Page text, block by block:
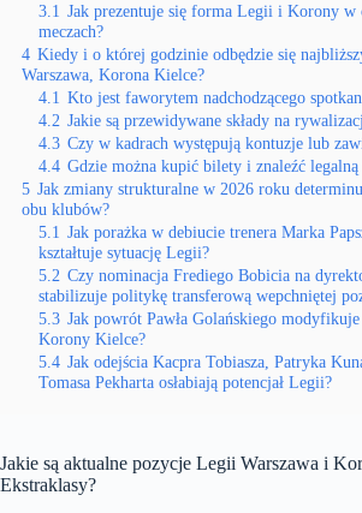
3.1 Jak prezentuje się forma Legii i Korony w
meczach?
4 Kiedy i o której godzinie odbędzie się
Warszawa, Korona Kielce?
4.1 Kto jest faworytem nadchodzącego
4.2 Jakie są przewidywane składy na
4.3 Czy w kadrach występują kontuzje lub
4.4 Gdzie można kupić bilety i znaleźć
5 Jak zmiany strukturalne w 2026 roku
obu klubów?
5.1 Jak porażka w debiucie trenera Marka
kształtuje sytuację Legii?
5.2 Czy nominacja Frediego Bobicia na
stabilizuje politykę transferową wepchniętej
5.3 Jak powrót Pawła Golańskiego
Korony Kielce?
5.4 Jak odejścia Kacpra Tobiasza, Patryka
Tomasa Pekharta osłabiają potencjał Legii?
Jakie są aktualne pozycje Legii Warszawa i
Ekstraklasy?